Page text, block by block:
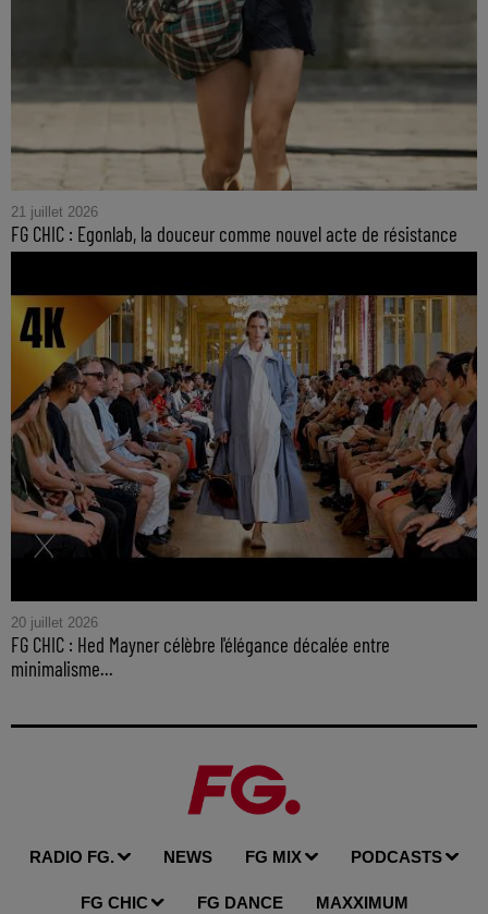
21 juillet 2026
FG CHIC : Egonlab, la douceur comme nouvel acte de résistance
20 juillet 2026
FG CHIC : Hed Mayner célèbre l'élégance décalée entre
minimalisme...
RADIO FG. NEWS FG MIX PODCASTS
FG CHIC FG DANCE MAXXIMUM